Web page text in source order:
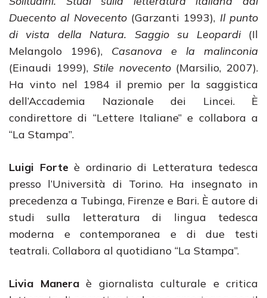
Duecento al Novecento(Garzanti 1993), Il punto
di vista della Natura. Saggio su Leopardi (Il
Melangolo 1996), Casanova e la malinconia
(Einaudi 1999),Stile novecento(Marsilio, 2007).
Ha vinto nel 1984 il premio per la saggistica
dell’Accademia Nazionale dei Lincei. È
condirettore di “Lettere Italiane” e collabora a
“La Stampa”.
Luigi Forte è ordinario di Letteratura tedesca
presso l’Università di Torino. Ha insegnato in
precedenza a Tubinga, Firenze e Bari. È autore di
studi sulla letteratura di lingua tedesca
moderna e contemporanea e di due testi
teatrali. Collabora al quotidiano “La Stampa”.
Livia Maneraè giornalista culturale e critica